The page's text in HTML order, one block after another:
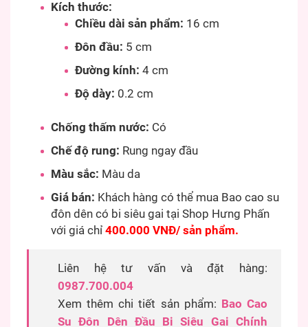
Kích thước:
Chiều dài sản phẩm: 16 cm
Đôn đầu: 5 cm
Đường kính: 4 cm
Độ dày: 0.2 cm
Chống thấm nước: Có
Chế độ rung: Rung ngay đầu
Màu sắc: Màu da
Giá bán: Khách hàng có thể mua Bao cao su
đôn dên có bi siêu gai tại Shop Hưng Phấn
với giá chỉ 400.000 VNĐ/ sản phẩm.
Liên hệ tư vấn và đặt hàng:
0987.700.004
Xem thêm chi tiết sản phẩm: Bao Cao
Su Đôn Dên Đầu Bi Siêu Gai Chính